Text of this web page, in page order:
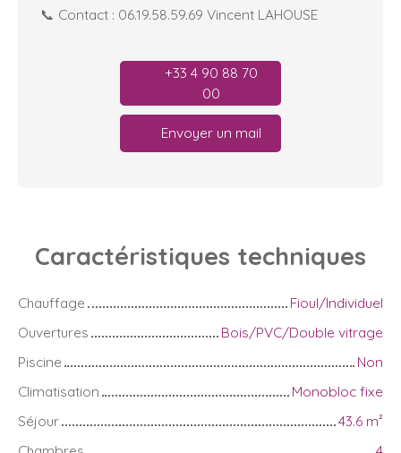
📞 Contact : 06.19.58.59.69 Vincent LAHOUSE
+33 4 90 88 70
00
Envoyer un mail
Caractéristiques techniques
Chauffage
Fioul/Individuel
Ouvertures
Bois/PVC/Double vitrage
Piscine
Non
Climatisation
Monobloc fixe
Séjour
43.6 m²